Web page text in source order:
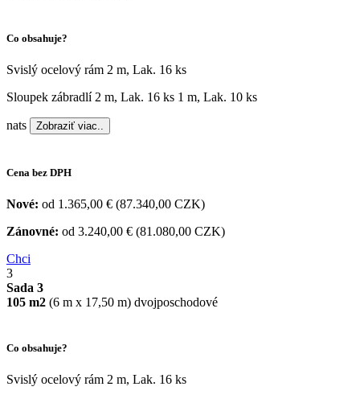
Co obsahuje?
Svislý ocelový rám 2 m, Lak. 16 ks
Sloupek zábradlí 2 m, Lak. 16 ks 1 m, Lak. 10 ks
nats Zobraziť viac..
Cena bez DPH
Nové: od 1.365,00 € (87.340,00 CZK)
Zánovné: od 3.240,00 € (81.080,00 CZK)
Chci
3
Sada 3
105 m2 (6 m x 17,50 m) dvojposchodové
Co obsahuje?
Svislý ocelový rám 2 m, Lak. 16 ks